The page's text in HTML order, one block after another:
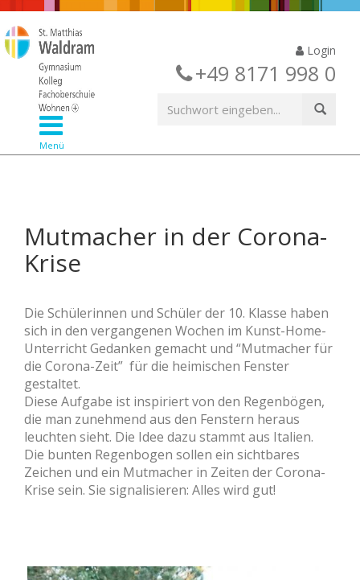
Login
+49 8171 998 0
Menü
Mutmacher in der Corona-
Krise
Die Schülerinnen und Schüler der 10. Klasse haben
sich in den vergangenen Wochen im Kunst-Home-
Unterricht Gedanken gemacht und “Mutmacher für
die Corona-Zeit” für die heimischen Fenster
gestaltet.
Diese Aufgabe ist inspiriert von den Regenbögen,
die man zunehmend aus den Fenstern heraus
leuchten sieht. Die Idee dazu stammt aus Italien.
Die bunten Regenbogen sollen ein sichtbares
Zeichen und ein Mutmacher in Zeiten der Corona-
Krise sein. Sie signalisieren: Alles wird gut!